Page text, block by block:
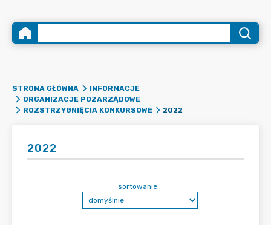
STRONA GŁÓWNA
INFORMACJE
ORGANIZACJE POZARZĄDOWE
ROZSTRZYGNIĘCIA KONKURSOWE
2022
2022
sortowanie: